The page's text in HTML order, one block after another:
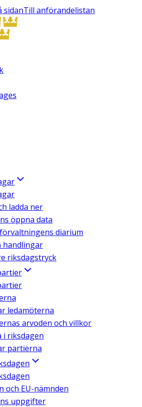
sidanTill anförandelistan
ladda ner
öppna data
diarium
handlingar
riksdagstryck
ledamöterna
arvoden och villkor
i riksdagen
partierna
och EU-nämnden
uppgifter